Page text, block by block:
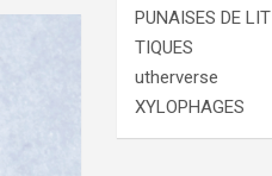
PUNAISES DE LIT
TIQUES
utherverse
XYLOPHAGES